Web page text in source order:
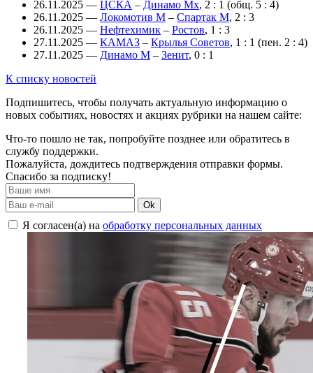
26.11.2025 — ЦСКА – Динамо Мх, 2 : 1 (общ. 5 : 4)
26.11.2025 — Локомотив М – Спартак М, 2 : 3
26.11.2025 — Нефтехимик – Ростов, 1 : 3
27.11.2025 — КАМАЗ – Крылья Советов, 1 : 1 (пен. 2 : 4)
27.11.2025 — Динамо М – Зенит, 0 : 1
К списку новостей
Подпишитесь, чтобы получать актуальную информацию о
новых событиях, новостях и акциях рубрики на нашем сайте:
Что-то пошло не так, попробуйте позднее или обратитесь в
службу поддержки.
Пожалуйста, дождитесь подтверждения отправки формы.
Спасибо за подписку!
Ok
Я согласен(а) на обработку персональных данных